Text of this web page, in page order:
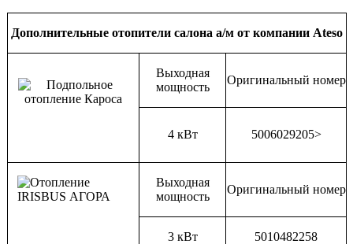
Дополнительные отопители салона а/м от компании Ateso
Выходная
мощность
Оригинальный номер
4 кВт 5006029205>
Выходная
мощность
Оригинальный номер
3 кВт 5010482258